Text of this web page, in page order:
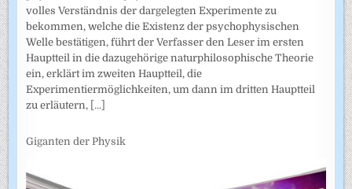
volles Verständnis der dargelegten Experimente zu
bekommen, welche die Existenz der psychophysischen
Welle bestätigen, führt der Verfasser den Leser im ersten
Hauptteil in die dazugehörige naturphilosophische Theorie
ein, erklärt im zweiten Hauptteil, die
Experimentiermöglichkeiten, um dann im dritten Hauptteil
zu erläutern, [...]
Giganten der Physik